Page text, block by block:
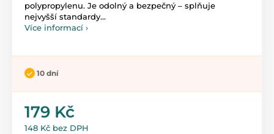
polypropylenu. Je odolný a bezpečný – splňuje
nejvyšší standardy...
Více informací ›
10 dní
179 Kč
148 Kč bez DPH